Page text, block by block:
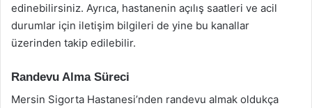
edinebilirsiniz. Ayrıca, hastanenin açılış saatleri ve acil
durumlar için iletişim bilgileri de yine bu kanallar
üzerinden takip edilebilir.
Randevu Alma Süreci
Mersin Sigorta Hastanesi’nden randevu almak oldukça